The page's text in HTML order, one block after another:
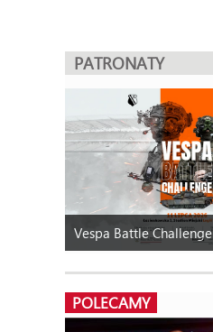
PATRONATY
Vespa Battle Challenge
POLECAMY